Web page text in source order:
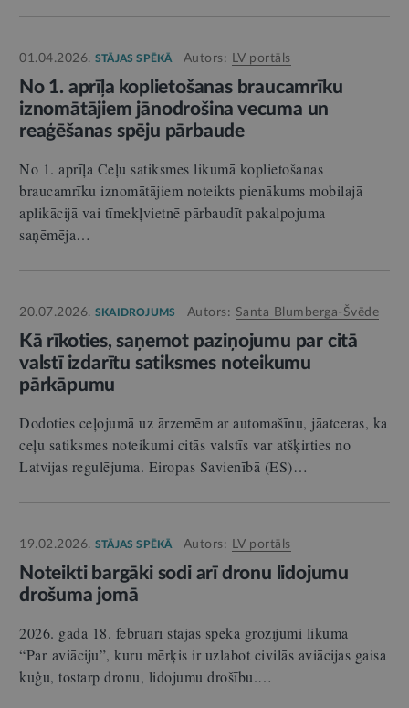
01.04.2026. STĀJAS SPĒKĀ Autors: LV portāls
No 1. aprīļa koplietošanas braucamrīku
iznomātājiem jānodrošina vecuma un
reaģēšanas spēju pārbaude
No 1. aprīļa Ceļu satiksmes likumā koplietošanas
braucamrīku iznomātājiem noteikts pienākums mobilajā
aplikācijā vai tīmekļvietnē pārbaudīt pakalpojuma
saņēmēja…
20.07.2026. SKAIDROJUMS Autors: Santa Blumberga-Švēde
Kā rīkoties, saņemot paziņojumu par citā
valstī izdarītu satiksmes noteikumu
pārkāpumu
Dodoties ceļojumā uz ārzemēm ar automašīnu, jāatceras, ka
ceļu satiksmes noteikumi citās valstīs var atšķirties no
Latvijas regulējuma. Eiropas Savienībā (ES)…
19.02.2026. STĀJAS SPĒKĀ Autors: LV portāls
Noteikti bargāki sodi arī dronu lidojumu
drošuma jomā
2026. gada 18. februārī stājās spēkā grozījumi likumā
“Par aviāciju”, kuru mērķis ir uzlabot civilās aviācijas gaisa
kuģu, tostarp dronu, lidojumu drošību.…